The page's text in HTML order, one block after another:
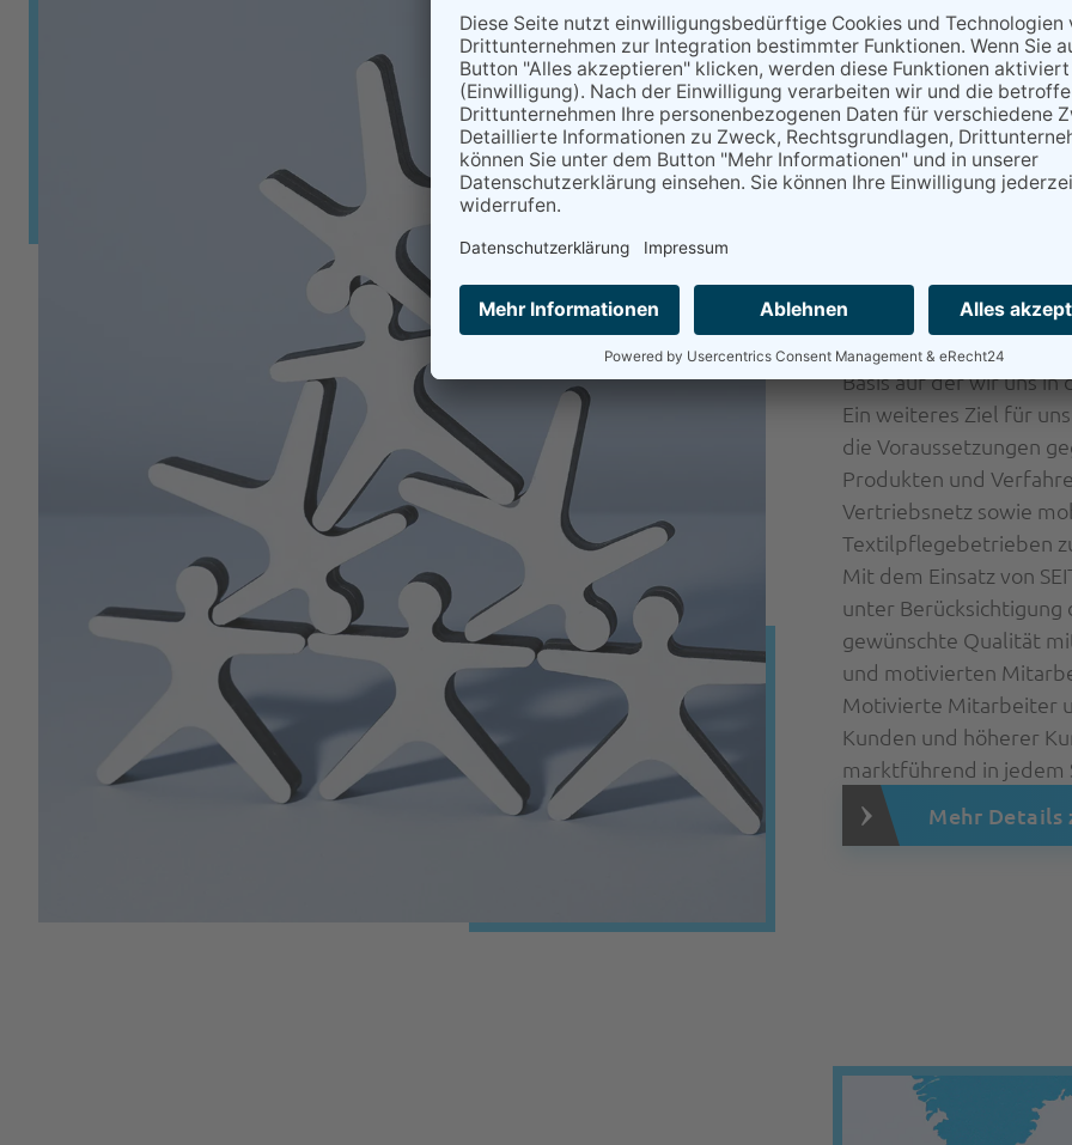
Wir entwickeln und
unseren Kunden alle
Geschäftsaktivitäten
zeitgemäßen
hygienischen
der gewerblichen
Basis auf der wir uns
Ein weiteres Ziel für
die Voraussetzungen
Produkten und
Vertriebsnetz sowie
Textilpflegebetrieben
Mit dem Einsatz von
unter
gewünschte Qualität
und motivierten
Motivierte Mitarbeiter
Kunden und höherer
marktführend in jedem
Mehr